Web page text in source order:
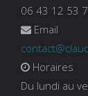
06 43 12 53
Email
Horaires
Du lundi au